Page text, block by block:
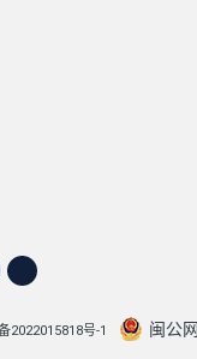
2022015818号-1 闽公